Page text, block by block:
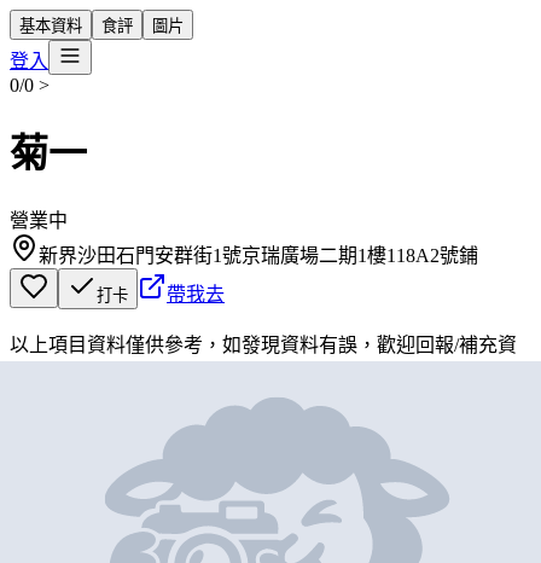
基本資料 食評 圖片
登入
0/0 >
菊一
營業中
新界沙田石門安群街1號京瑞廣場二期1樓118A2號鋪
打卡 帶我去
以上項目資料僅供參考，如發現資料有誤，歡迎回報/補充資